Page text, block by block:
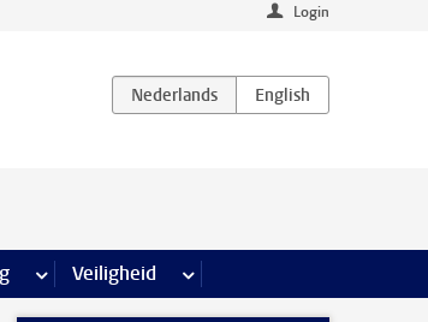
Login
meer Communicatie & Marketing pagina’s
Veiligheid meer Veiligheid pagina’s